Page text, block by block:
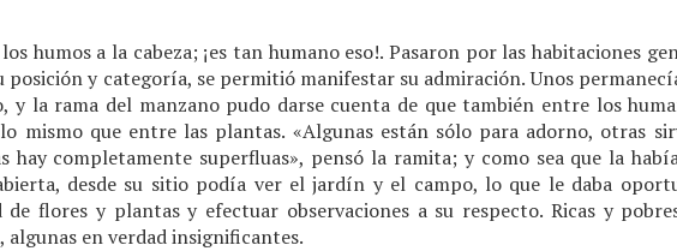
humos a la cabeza; ¡es tan humano eso!. Pasaron por las habitaciones
posición y categoría, se permitió manifestar su admiración. Unos
y la rama del manzano pudo darse cuenta de que también entre los
mismo que entre las plantas. «Algunas están sólo para adorno, otras
hay completamente superfluas», pensó la ramita; y como sea que la
desde su sitio podía ver el jardín y el campo, lo que le daba
flores y plantas y efectuar observaciones a su respecto. Ricas y
algunas en verdad insignificantes.